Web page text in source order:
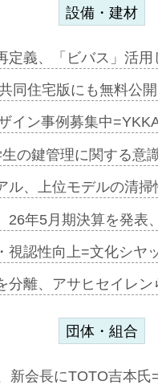
設備・建材
定義、「ビバス」活
同住宅版にも無料公
イン事例募集中
の鍵管理に関する意
ル、上位モデルの清
26年5月期決算を発表
視認性向上=文化シヤ
分離、アサヒセイレ
団体・組合
新会長にTOTO吉本氏